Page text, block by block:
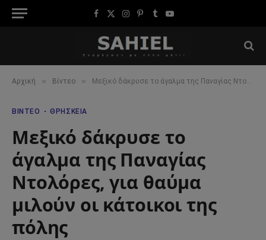
Facebook
X
Instagram
Pinterest
TumblrYouTube
Αρχική » Βίντεο » Μεξικό δάκρυσε το άγαλμα της Παναγίας Ντολόρες, για θαύμα μιλούν οι κάτοικοι της πόλης
ΒΊΝΤΕΟ ΘΡΗΣΚΕΊΑ
Μεξικό δάκρυσε το
άγαλμα της Παναγίας
Ντολόρες, για θαύμα
μιλούν οι κάτοικοι της
πόλης